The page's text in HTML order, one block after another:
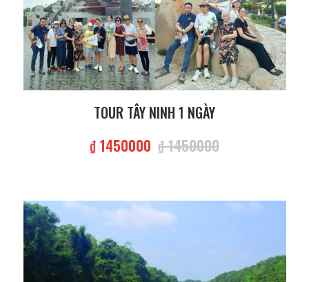
TOUR TÂY NINH 1 NGÀY
₫ 1450000 ₫ 1450000